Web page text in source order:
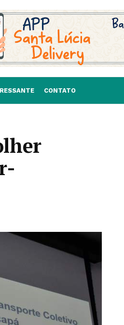
CONTATO